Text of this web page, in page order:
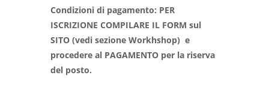
Condizioni di pagamento: PER
ISCRIZIONE COMPILARE IL FORM sul
SITO (vedi sezione Workhshop) e
procedere al PAGAMENTO per la riserva
del posto.